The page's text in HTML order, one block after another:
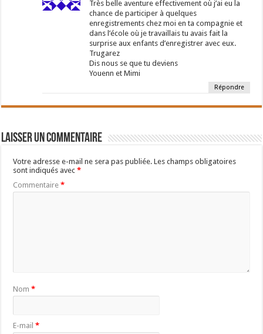
Très belle aventure effectivement où j’ai eu la
chance de participer à quelques
enregistrements chez moi en ta compagnie et
dans l’école où je travaillais tu avais fait la
surprise aux enfants d’enregistrer avec eux.
Trugarez
Dis nous se que tu deviens
Youenn et Mimi
Répondre
Laisser un commentaire
Votre adresse e-mail ne sera pas publiée. Les champs obligatoires
sont indiqués avec*
Commentaire*
Nom*
E-mail*